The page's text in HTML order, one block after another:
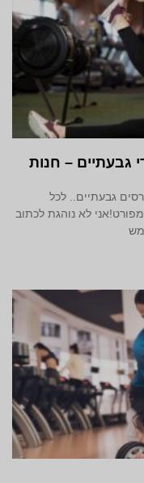
גבעתיים – חנות
גבעתיים.. לכל
לא נוהגת לכתוב